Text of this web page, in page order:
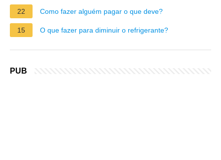
22
Como fazer alguém pagar o que deve?
15 O que fazer para diminuir o refrigerante?
PUB